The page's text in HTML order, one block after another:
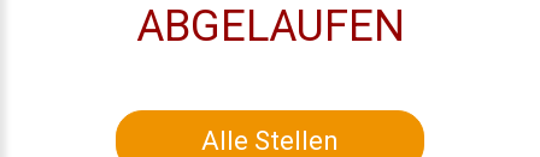
ABGELAUFEN
Alle Stellen